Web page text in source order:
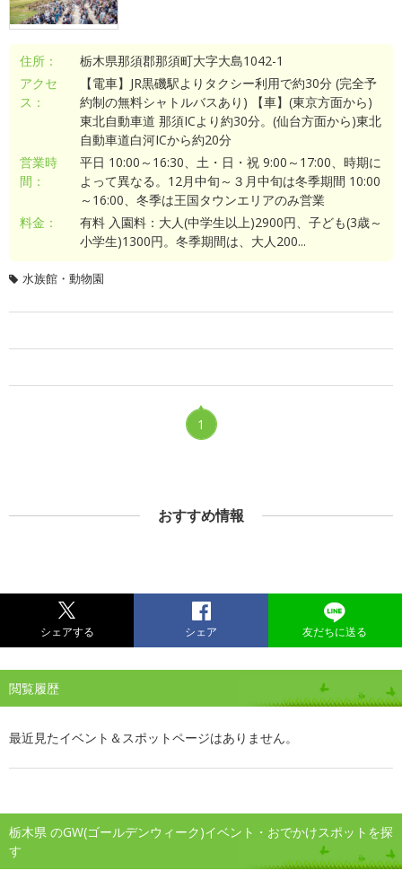
住所：
栃木県那須郡那須町大字大島1042-1
アクセ
ス：
【電車】JR黒磯駅よりタクシー利用で約30分 (完全予
約制の無料シャトルバスあり) 【車】(東京方面から)
東北自動車道 那須ICより約30分。(仙台方面から)東北
自動車道白河ICから約20分
営業時
間：
平日 10:00～16:30、土・日・祝 9:00～17:00、時期に
よって異なる。12月中旬～３月中旬は冬季期間 10:00
～16:00、冬季は王国タウンエリアのみ営業
料金：
有料 入園料：大人(中学生以上)2900円、子ども(3歳～
小学生)1300円。冬季期間は、大人200...
水族館・動物園
1
おすすめ情報
シェアする シェア 友だちに送る
閲覧履歴
最近見たイベント＆スポットページはありません。
栃木県 のGW(ゴールデンウィーク)イベント・おでかけスポットを探
す